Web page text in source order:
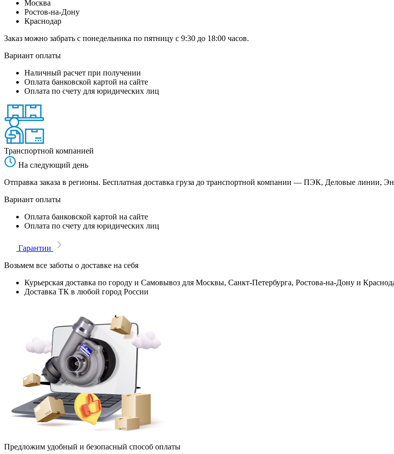
Москва
Ростов-на-Дону
Краснодар
Заказ можно забрать с понедельника по пятницу с 9:30 до 18:00 часов.
Вариант оплаты
Наличный расчет при получении
Оплата банковской картой на сайте
Оплата по счету для юридических лиц
Транспортной компанией
На следующий день
Отправка заказа в регионы. Бесплатная доставка груза до транспортной компании — ПЭК, Деловые линии,
Вариант оплаты
Оплата банковской картой на сайте
Оплата по счету для юридических лиц
Гарантии
Возьмем все заботы о доставке на себя
Курьерская доставка по городу и Самовывоз для Москвы, Санкт-Петербурга, Ростова-на-Дону и
Доставка ТК в любой город России
Предложим удобный и безопасный способ оплаты